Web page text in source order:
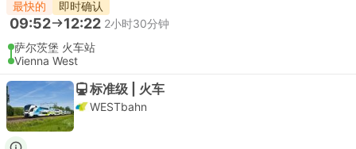
最快的 即时确认
09:52 12:22 2小时30分钟
萨尔茨堡 火车站
Vienna West
标准级 | 火车
WESTbahn